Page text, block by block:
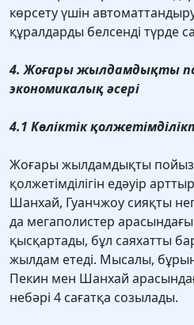
көрсету үшін
құралдарды белсенді түрде
4. Жоғары жылдамдықты
экономикалық әсері
4.1 Көліктік
Жоғары жылдамдықты
қолжетімділігін едәуір
Шанхай, Гуанчжоу сияқты
да мегаполистер
қысқартады, бұл саяхатты
жылдам етеді. Мысалы,
Пекин мен Шанхай
небәрі 4 сағатқа созылады.